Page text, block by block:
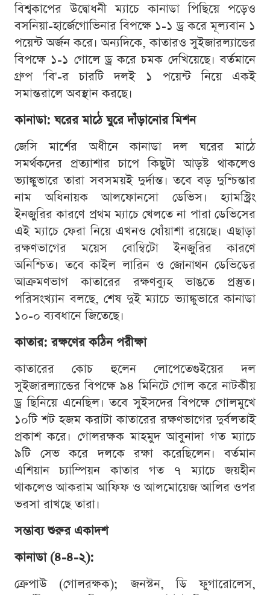
বিশ্বকাপের উদ্বোধনী ম্যাচে কানাডা পিছিয়ে পড়েও
বসনিয়া-হার্জেগোভিনার বিপক্ষে ১-১ ড্র করে মূল্যবান ১
পয়েন্ট অর্জন করে। অন্যদিকে, কাতারও সুইজারল্যান্ডের
বিপক্ষে ১-১ গোলে ড্র করে চমক দেখিয়েছে। বর্তমানে
গ্রুপ 'বি'-র চারটি দলই ১ পয়েন্ট নিয়ে একই
সমান্তরালে অবস্থান করছে।
কানাডা: ঘরের মাঠে ঘুরে দাঁড়ানোর মিশন
জেসি মার্শের অধীনে কানাডা দল ঘরের মাঠে
সমর্থকদের প্রত্যাশার চাপে কিছুটা আড়ষ্ট থাকলেও
ভ্যাঙ্কুভারে তারা সবসময়ই দুর্দান্ত। তবে বড় দুশ্চিন্তার
নাম অধিনায়ক আলফোনসো ডেভিস। হ্যামস্ট্রিং
ইনজুরির কারণে প্রথম ম্যাচে খেলতে না পারা ডেভিসের
এই ম্যাচে ফেরা নিয়ে এখনও ধোঁয়াশা রয়েছে। এছাড়া
রক্ষণভাগের ময়েস বোম্বিটো ইনজুরির কারণে
অনিশ্চিত। তবে কাইল লারিন ও জোনাথন ডেভিডের
আক্রমণভাগ কাতারের রক্ষণব্যুহ ভাঙতে প্রস্তুত।
পরিসংখ্যান বলছে, শেষ দুই ম্যাচে ভ্যাঙ্কুভারে কানাডা
১০-০ ব্যবধানে জিতেছে।
কাতার: রক্ষণের কঠিন পরীক্ষা
কাতারের কোচ হুলেন লোপেতেগুইয়ের দল
সুইজারল্যান্ডের বিপক্ষে ৯৪ মিনিটে গোল করে নাটকীয়
ড্র ছিনিয়ে এনেছিল। তবে সুইসদের বিপক্ষে গোলমুখে
১০টি শট হজম করাটা কাতারের রক্ষণভাগের দুর্বলতাই
প্রকাশ করে। গোলরক্ষক মাহমুদ আবুনাদা গত ম্যাচে
৯টি সেভ করে দলকে রক্ষা করেছিলেন। বর্তমান
এশিয়ান চ্যাম্পিয়ন কাতার গত ৭ ম্যাচে জয়হীন
থাকলেও আকরাম আফিফ ও আলমোয়েজ আলির ওপর
ভরসা রাখছে তারা।
সম্ভাব্য শুরুর একাদশ
কানাডা (৪-৪-২):
ক্রেপাউ (গোলরক্ষক); জনস্টন, ডি ফুগারোলেস,